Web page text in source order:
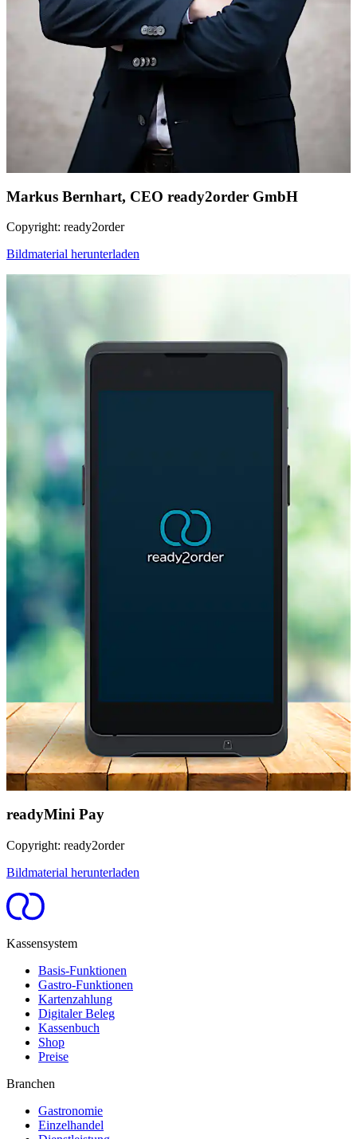
Markus Bernhart, CEO ready2order GmbH
Copyright: ready2order
Bildmaterial herunterladen
readyMini Pay
Copyright: ready2order
Bildmaterial herunterladen
Kassensystem
Basis-Funktionen
Gastro-Funktionen
Kartenzahlung
Digitaler Beleg
Kassenbuch
Shop
Preise
Branchen
Gastronomie
Einzelhandel